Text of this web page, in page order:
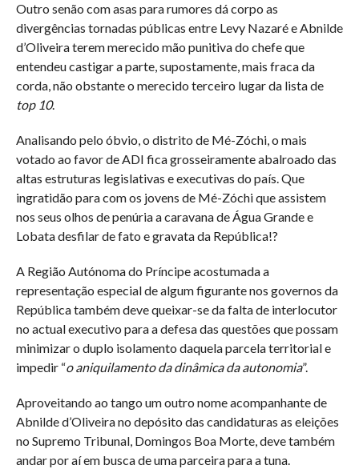
Outro senão com asas para rumores dá corpo as
divergências tornadas públicas entre Levy Nazaré e Abnilde
d’Oliveira terem merecido mão punitiva do chefe que
entendeu castigar a parte, supostamente, mais fraca da
corda, não obstante o merecido terceiro lugar da lista de
top 10.
Analisando pelo óbvio, o distrito de Mé-Zóchi, o mais
votado ao favor de ADI fica grosseiramente abalroado das
altas estruturas legislativas e executivas do país. Que
ingratidão para com os jovens de Mé-Zóchi que assistem
nos seus olhos de penúria a caravana de Água Grande e
Lobata desfilar de fato e gravata da República!?
A Região Autónoma do Príncipe acostumada a
representação especial de algum figurante nos governos da
República também deve queixar-se da falta de interlocutor
no actual executivo para a defesa das questões que possam
minimizar o duplo isolamento daquela parcela territorial e
impedir “o aniquilamento da dinâmica da autonomia”.
Aproveitando ao tango um outro nome acompanhante de
Abnilde d’Oliveira no depósito das candidaturas as eleições
no Supremo Tribunal, Domingos Boa Morte, deve também
andar por aí em busca de uma parceira para a tuna.